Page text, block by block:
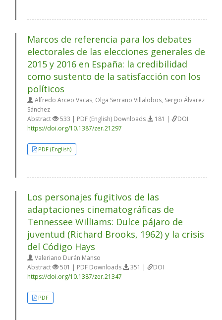
Marcos de referencia para los debates
electorales de las elecciones generales de
2015 y 2016 en España: la credibilidad
como sustento de la satisfacción con los
políticos
Alfredo Arceo Vacas, Olga Serrano Villalobos, Sergio Álvarez
Sánchez
Abstract
533 | PDF (English) Downloads 181 |
DOI
https://doi.org/10.1387/zer.21297
PDF (English)
Los personajes fugitivos de las
adaptaciones cinematográficas de
Tennessee Williams: Dulce pájaro de
juventud (Richard Brooks, 1962) y la crisis
del Código Hays
Valeriano Durán Manso
Abstract
501 | PDF Downloads 351 |
DOI
https://doi.org/10.1387/zer.21347
PDF